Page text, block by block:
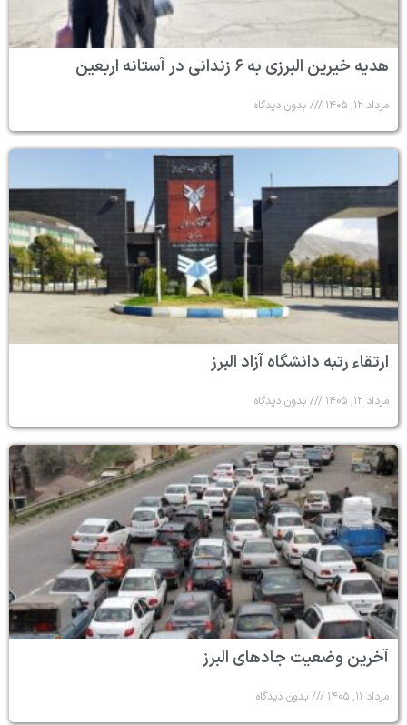
هدیه خیرین البرزی به ۶ زندانی در آستانه اربعین
مرداد ۱۲, ۱۴۰۵ بدون دیدگاه
ارتقاء رتبه دانشگاه آزاد البرز
مرداد ۱۲, ۱۴۰۵ بدون دیدگاه
آخرین وضعیت جادهای البرز
مرداد ۱۱, ۱۴۰۵ بدون دیدگاه